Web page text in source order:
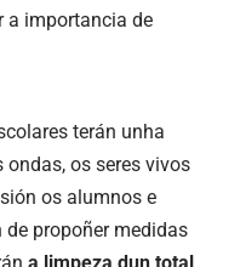
a importancia de
terán unha
os seres vivos
os alumnos e
propoñer medidas